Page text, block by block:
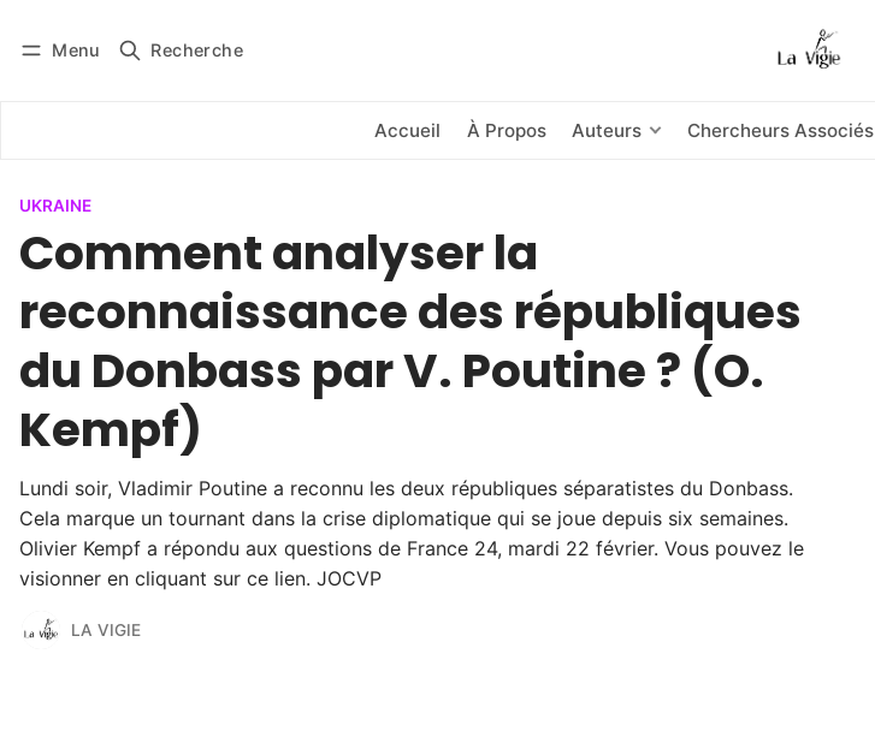
Menu Recherche
Accueil À Propos Auteurs Chercheurs Associés
Se connecter
UKRAINE
Comment analyser la
reconnaissance des républiques
du Donbass par V. Poutine ? (O.
Kempf)
Lundi soir, Vladimir Poutine a reconnu les deux républiques séparatistes du Donbass.
Cela marque un tournant dans la crise diplomatique qui se joue depuis six semaines.
Olivier Kempf a répondu aux questions de France 24, mardi 22 février. Vous pouvez le
visionner en cliquant sur ce lien. JOCVP
LA VIGIE